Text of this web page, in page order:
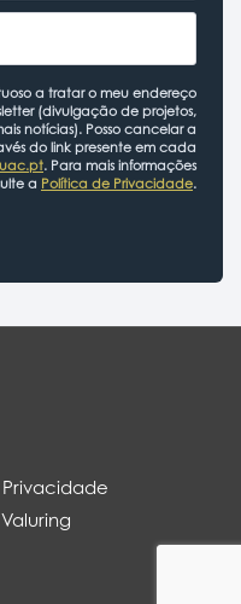
a tratar o meu endereço
(divulgação de projetos,
notícias). Posso cancelar a
do link presente em cada
. Para mais informações
a Política de Privacidade.